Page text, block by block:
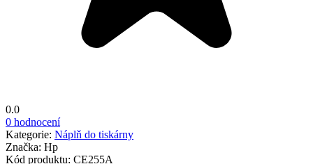
0.0
0 hodnocení
Kategorie: Náplň do tiskárny
Značka: Hp
Kód produktu: CE255A